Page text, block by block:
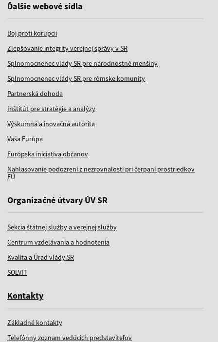
Ďalšie webové sídla
Boj proti korupcii
Zlepšovanie integrity verejnej správy v SR
Splnomocnenec vlády SR pre národnostné menšiny
Splnomocnenec vlády SR pre rómske komunity
Partnerská dohoda
Inštitút pre stratégie a analýzy
Výskumná a inovačná autorita
Vaša Európa
Európska iniciatíva občanov
Nahlasovanie podozrení z nezrovnalostí pri čerpaní prostriedkov
EÚ
Organizačné útvary ÚV SR
Sekcia štátnej služby a verejnej služby
Centrum vzdelávania a hodnotenia
Kvalita a Úrad vlády SR
SOLVIT
Kontakty
Základné kontakty
Telefónny zoznam vedúcich predstaviteľov